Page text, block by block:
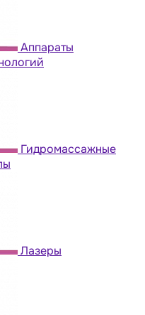
Аппараты
Гидромассажные
Лазеры